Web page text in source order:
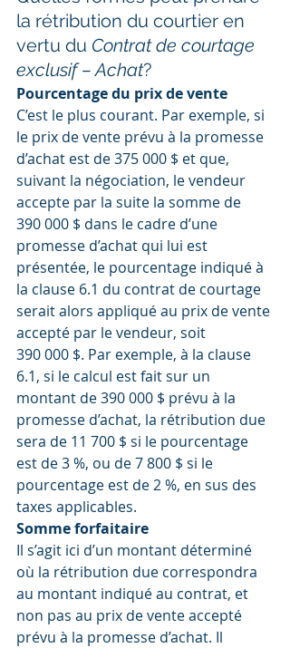
la rétribution du courtier en
vertu du Contrat de courtage
exclusif – Achat?
Pourcentage du prix de vente
C’est le plus courant. Par exemple, si
le prix de vente prévu à la promesse
d’achat est de 375 000 $ et que,
suivant la négociation, le vendeur
accepte par la suite la somme de
390 000 $ dans le cadre d’une
promesse d’achat qui lui est
présentée, le pourcentage indiqué à
la clause 6.1 du contrat de courtage
serait alors appliqué au prix de vente
accepté par le vendeur, soit
390 000 $. Par exemple, à la clause
6.1, si le calcul est fait sur un
montant de 390 000 $ prévu à la
promesse d’achat, la rétribution due
sera de 11 700 $ si le pourcentage
est de 3 %, ou de 7 800 $ si le
pourcentage est de 2 %, en sus des
taxes applicables.
Somme forfaitaire
Il s’agit ici d’un montant déterminé
où la rétribution due correspondra
au montant indiqué au contrat, et
non pas au prix de vente accepté
prévu à la promesse d’achat. Il